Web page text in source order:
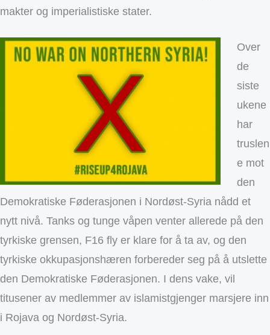
makter og imperialistiske stater.
Over
de
siste
ukene
har
truslen
e mot
den
Demokratiske Føderasjonen i Nordøst-Syria nådd et
nytt nivå. Tanks og tunge våpen venter allerede på den
tyrkiske grensen, F16 fly er klare for å ta av, og den
tyrkiske okkupasjonshæren forbereder seg på å utslette
den Demokratiske Føderasjonen. I dens vake, vil
titusener av medlemmer av islamistgjenger marsjere inn
i Rojava og Nordøst-Syria.